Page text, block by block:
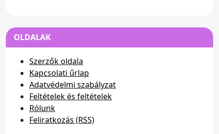
OLDALAK
Szerzők oldala
Kapcsolati űrlap
Adatvédelmi szabályzat
Feltételek és feltételek
Rólunk
Feliratkozás (RSS)